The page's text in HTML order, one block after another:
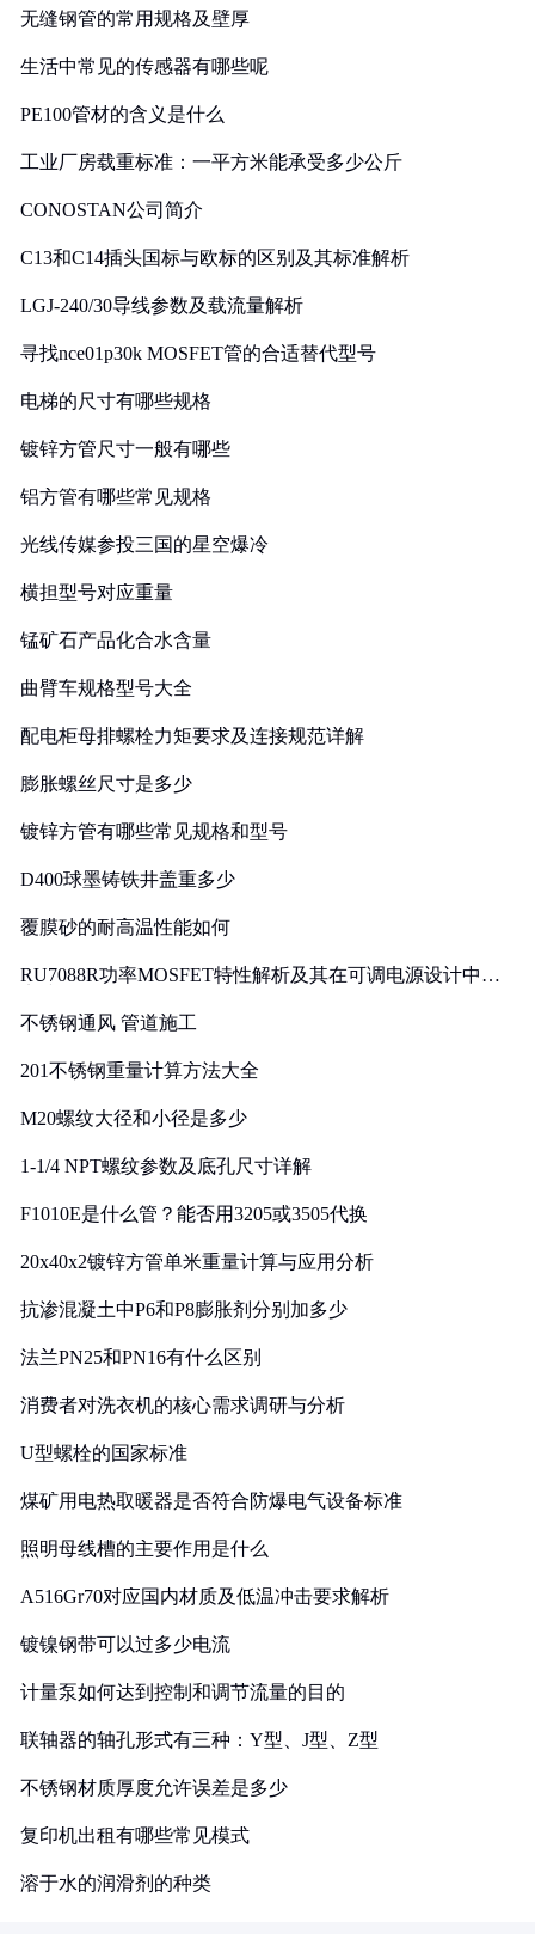
无缝钢管的常用规格及壁厚
生活中常见的传感器有哪些呢
PE100管材的含义是什么
工业厂房载重标准：一平方米能承受多少公斤
CONOSTAN公司简介
C13和C14插头国标与欧标的区别及其标准解析
LGJ-240/30导线参数及载流量解析
寻找nce01p30k MOSFET管的合适替代型号
电梯的尺寸有哪些规格
镀锌方管尺寸一般有哪些
铝方管有哪些常见规格
光线传媒参投三国的星空爆冷
横担型号对应重量
锰矿石产品化合水含量
曲臂车规格型号大全
配电柜母排螺栓力矩要求及连接规范详解
膨胀螺丝尺寸是多少
镀锌方管有哪些常见规格和型号
D400球墨铸铁井盖重多少
覆膜砂的耐高温性能如何
RU7088R功率MOSFET特性解析及其在可调电源设计中的
不锈钢通风 管道施工
201不锈钢重量计算方法大全
M20螺纹大径和小径是多少
1-1/4 NPT螺纹参数及底孔尺寸详解
F1010E是什么管？能否用3205或3505代换
20x40x2镀锌方管单米重量计算与应用分析
抗渗混凝土中P6和P8膨胀剂分别加多少
法兰PN25和PN16有什么区别
消费者对洗衣机的核心需求调研与分析
U型螺栓的国家标准
煤矿用电热取暖器是否符合防爆电气设备标准
照明母线槽的主要作用是什么
A516Gr70对应国内材质及低温冲击要求解析
镀镍钢带可以过多少电流
计量泵如何达到控制和调节流量的目的
联轴器的轴孔形式有三种：Y型、J型、Z型
不锈钢材质厚度允许误差是多少
复印机出租有哪些常见模式
溶于水的润滑剂的种类